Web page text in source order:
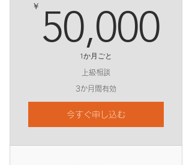
￥ 50,000
1か月ごと
上級相談
3か月間有効
今すぐ申し込む